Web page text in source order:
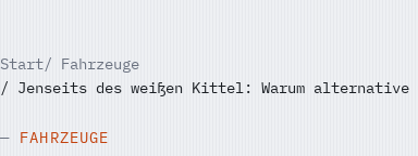
Start
Fahrzeuge
Jenseits des weißen Kittel: Warum
FAHRZEUGE